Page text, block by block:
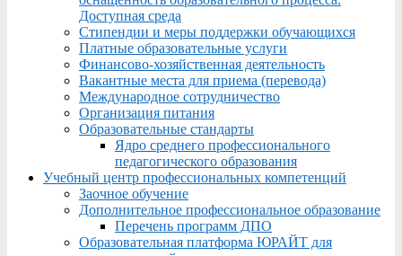
Доступная среда
Стипендии и меры поддержки обучающихся
Платные образовательные услуги
Финансово-хозяйственная деятельность
Вакантные места для приема (перевода)
Международное сотрудничество
Организация питания
Образовательные стандарты
Ядро среднего профессионального
педагогического образования
Учебный центр профессиональных компетенций
Заочное обучение
Дополнительное профессиональное образование
Перечень программ ДПО
Образовательная платформа ЮРАЙТ для